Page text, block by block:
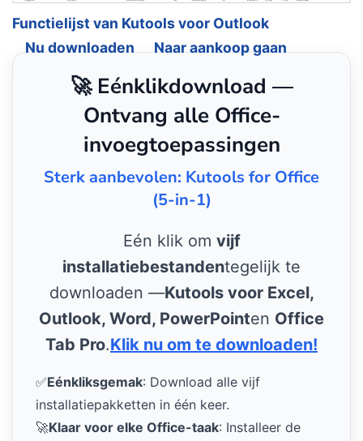
Functielijst van Kutools voor Outlook
Nu downloaden
Naar aankoop gaan
🚀 Eénklikdownload —
Ontvang alle Office-
invoegtoepassingen
Sterk aanbevolen: Kutools for Office
(5-in-1)
Eén klik om vijf
installatiebestandentegelijk te
downloaden —Kutools voor Excel,
Outlook, Word, PowerPointen Office
Tab Pro.Klik nu om te downloaden!
✅Eénkliksgemak: Download alle vijf
installatiepakketten in één keer.
🚀Klaar voor elke Office-taak: Installeer de